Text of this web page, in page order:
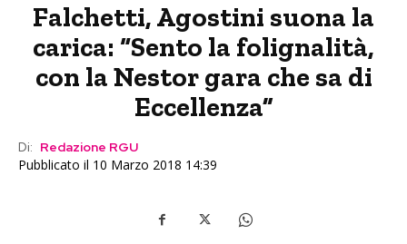
Falchetti, Agostini suona la
carica: “Sento la folignalità,
con la Nestor gara che sa di
Eccellenza”
Di: Redazione RGU
Pubblicato il 10 Marzo 2018 14:39